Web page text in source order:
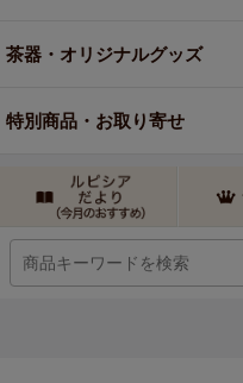
茶器・オリジナルグッズ
特別商品・お取り寄せ